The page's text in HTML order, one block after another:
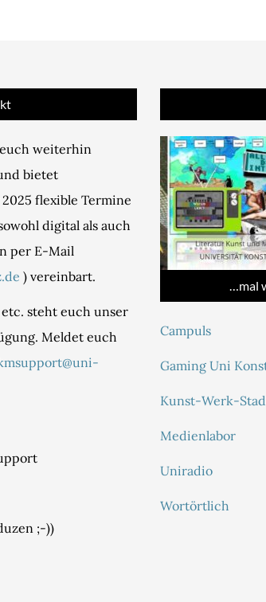
weiterhin
bietet
flexible Termine
digital als auch
per E-Mail
) vereinbart.
steht euch unser
Meldet euch
;-))
…mal
Campuls
Gaming Uni
Kunst-Werk-
Medienlabor
Uniradio
Wortörtlich